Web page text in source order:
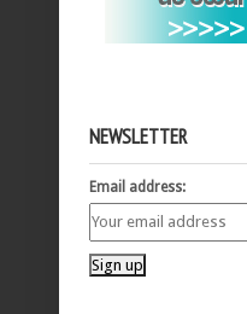
NEWSLETTER
Email address: